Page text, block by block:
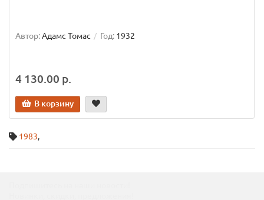
Автор:Адамс Томас Год: 1932
4 130.00 р.
В корзину
1983,